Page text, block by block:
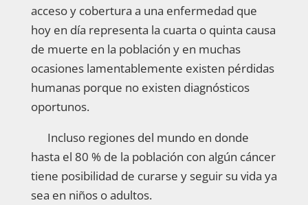
acceso y cobertura a una enfermedad que
hoy en día representa la cuarta o quinta causa
de muerte en la población y en muchas
ocasiones lamentablemente existen pérdidas
humanas porque no existen diagnósticos
oportunos.
Incluso regiones del mundo en donde
hasta el 80 % de la población con algún cáncer
tiene posibilidad de curarse y seguir su vida ya
sea en niños o adultos.